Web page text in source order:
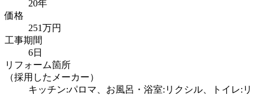
20年
価格
251万円
工事期間
6日
リフォーム箇所
（採用したメーカー）
キッチン:パロマ、お風呂・浴室:リクシル、トイレ:リ